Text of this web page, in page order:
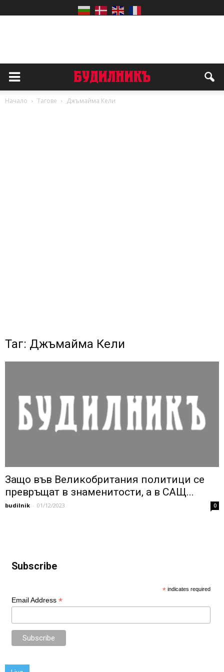
Начало Тагове Джъмайма Кели
Таг: Джъмайма Кели
Защо във Великобритания политици се
превръщат в знаменитости, а в САЩ...
budilnik - 01/12/2023 0
Subscribe
* indicates required
Email Address *